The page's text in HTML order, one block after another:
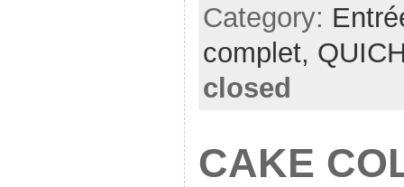
Category:
complet,
closed
CAKE